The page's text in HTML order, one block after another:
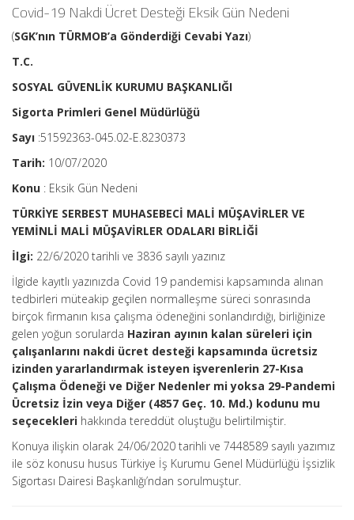
Covid-19 Nakdi Ücret Desteği Eksik Gün Nedeni
(SGK’nın TÜRMOB’a Gönderdiği Cevabi Yazı)
T.C.
SOSYAL GÜVENLİK KURUMU BAŞKANLIĞI
Sigorta Primleri Genel Müdürlüğü
Sayı :51592363-045.02-E.8230373
Tarih: 10/07/2020
Konu : Eksik Gün Nedeni
TÜRKİYE SERBEST MUHASEBECİ MALİ MÜŞAVİRLER VE
YEMİNLİ MALİ MÜŞAVİRLER ODALARI BİRLİĞİ
İlgi: 22/6/2020 tarihli ve 3836 sayılı yazınız
İlgide kayıtlı yazınızda Covid 19 pandemisi kapsamında alınan
tedbirleri müteakip geçilen normalleşme süreci sonrasında
birçok firmanın kısa çalışma ödeneğini sonlandırdığı, birliğinize
gelen yoğun sorularda Haziran ayının kalan süreleri için
çalışanlarını nakdi ücret desteği kapsamında ücretsiz
izinden yararlandırmak isteyen işverenlerin 27-Kısa
Çalışma Ödeneği ve Diğer Nedenler mi yoksa 29-Pandemi
Ücretsiz İzin veya Diğer (4857 Geç. 10. Md.) kodunu mu
seçecekleri hakkında tereddüt oluştuğu belirtilmiştir.
Konuya ilişkin olarak 24/06/2020 tarihli ve 7448589 sayılı yazımız
ile söz konusu husus Türkiye İş Kurumu Genel Müdürlüğü İşsizlik
Sigortası Dairesi Başkanlığı’ndan sorulmuştur.